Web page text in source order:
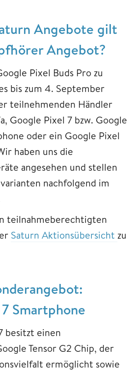
Angebote gilt
Angebot?
Pixel Buds Pro zu
bis zum 4. September
teilnehmenden Händler
Google Pixel 7 bzw. Google
oder ein Google Pixel
haben uns die
angesehen und stellen
nachfolgend im
teilnahmeberechtigten
Saturn Aktionsübersicht zu
Smartphone
besitzt einen
Tensor G2 Chip, der
ermöglicht sowie